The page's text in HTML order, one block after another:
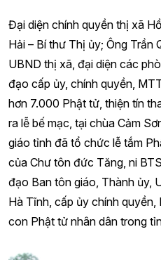
Đại diện chính quyền thị xã
Hải – Bí thư Thị ủy; Ông Trần
UBND thị xã, đại diện các
đạo cấp ủy, chính quyền,
hơn 7.000 Phật tử, thiện tín
ra lễ bế mạc, tại chùa Cảm
giáo tỉnh đã tổ chức lễ tắm
của Chư tôn đức Tăng, ni
đạo Ban tôn giáo, Thành ủy,
Hà Tĩnh, cấp ủy chính
con Phật tử nhân dân trong